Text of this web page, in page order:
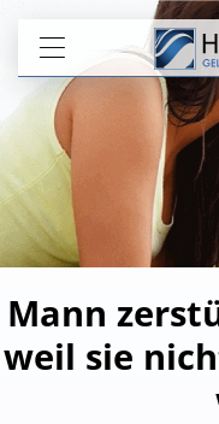
Mann
weil sie